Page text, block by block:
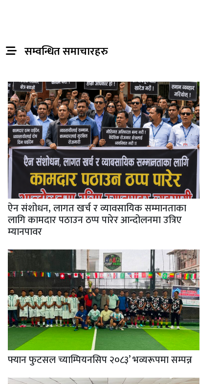
सम्वन्धित समाचारहरु
ऐन संशोधन, लागत खर्च र व्यावसायिक सम्मानताका
लागि कामदार पठाउन ठप्प पारेर आन्दोलनमा उत्रिए
म्यानपावर
फ्यान फुटसल च्याम्पियनसिप २०८३’ भव्यरूपमा सम्पन्न